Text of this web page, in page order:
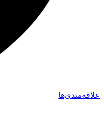
علاقه‌مندی‌ها